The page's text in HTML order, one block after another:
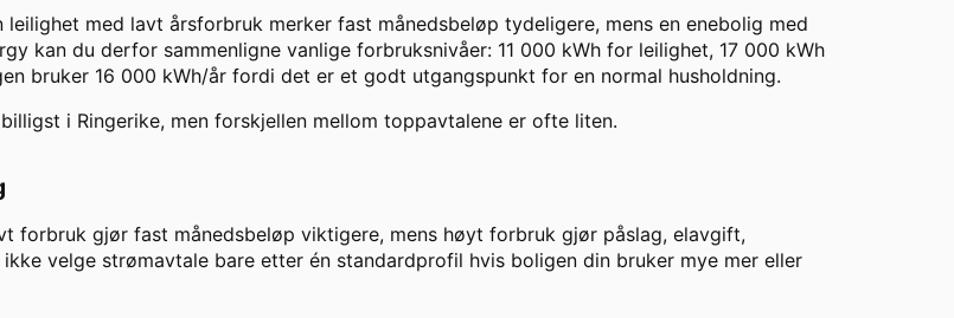
med lavt årsforbruk merker fast månedsbeløp tydeligere, mens en enebolig med
kan du derfor sammenligne vanlige forbruksnivåer: 11 000 kWh for leilighet, 17 000 kWh
bruker 16 000 kWh/år fordi det er et godt utgangspunkt for en normal husholdning.
billigst i Ringerike, men forskjellen mellom toppavtalene er ofte liten.
forbruk gjør fast månedsbeløp viktigere, mens høyt forbruk gjør påslag, elavgift,
velge strømavtale bare etter én standardprofil hvis boligen din bruker mye mer eller